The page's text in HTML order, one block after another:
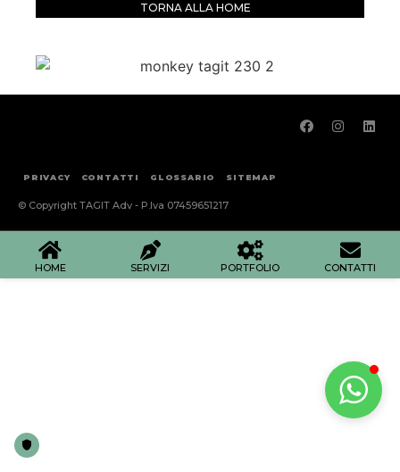
TORNA ALLA HOME
© Copyright TAGIT Adv - P.Iva 07459651217
PRIVACY CONTATTI GLOSSARIO SITEMAP
HOME SERVIZI PORTFOLIO CONTATTI